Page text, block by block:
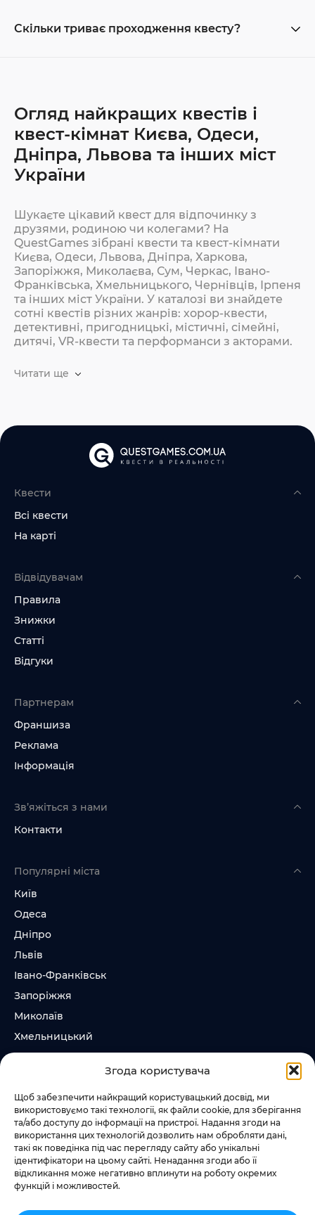
Згода користувача
Щоб забезпечити найкращий користувацький досвід, ми
використовуємо такі технології, як файли cookie, для зберігання
та/або доступу до інформації на пристрої. Надання згоди на
використання цих технологій дозволить нам обробляти дані,
такі як поведінка під час перегляду сайту або унікальні
ідентифікатори на цьому сайті. Ненадання згоди або її
відкликання може негативно вплинути на роботу окремих
функцій і можливостей.
Скільки триває проходження квесту?
Огляд найкращих квестів і
квест-кімнат Києва, Одеси,
Дніпра, Львова та інших міст
України
Шукаєте цікавий квест для відпочинку з
друзями, родиною чи колегами? На
QuestGames зібрані квести та квест-кімнати
Києва, Одеси, Львова, Дніпра, Харкова,
Запоріжжя, Миколаєва, Сум, Черкас, Івано-
Франківська, Хмельницького, Чернівців, Ірпеня
та інших міст України. У каталозі ви знайдете
сотні квестів різних жанрів: хорор-квести,
детективні, пригодницькі, містичні, сімейні,
дитячі, VR-квести та перформанси з акторами.
Читати ще
Квести
Всі квести
На карті
Відвідувачам
Правила
Знижки
Статті
Відгуки
Партнерам
Франшиза
Реклама
Інформація
Зв’яжіться з нами
Контакти
Популярні міста
Київ
Одеса
Дніпро
Львів
Івано-Франківськ
Запоріжжя
Миколаїв
Хмельницький
Суми
Слідкувати за нами
+38 073 185 81 11
+38 067 457 86 44